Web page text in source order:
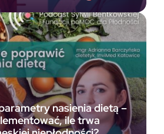
nasienia dietą –
ile trwa